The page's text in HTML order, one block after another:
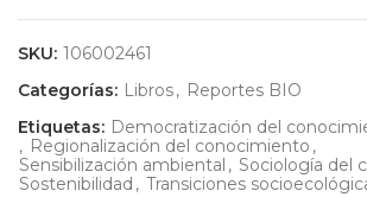
SKU: 106002461
Categorías: Libros, Reportes BIO
Etiquetas: Democratización del
, Regionalización del conocimiento ,
Sensibilización ambiental , Sociología del
Sostenibilidad , Transiciones